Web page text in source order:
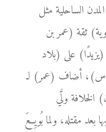
الساحلية مثل
ثقة (عمر بن
على (بلاد
أضاف (عمر) لـ
الخلافة ولَّي
مقتله، ولما بُويِعَ